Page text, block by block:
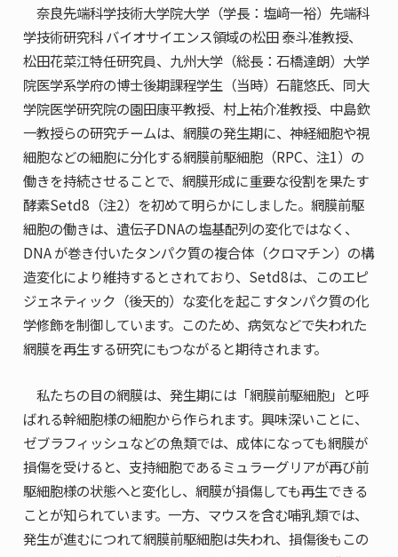
UCDオンラインゼミナール
奈良先端科学技術大学院大学（学長：塩﨑一裕）先端科
学技術研究科 バイオサイエンス領域の松田 泰斗准教授、
松田花菜江特任研究員、九州大学（総長：石橋達朗）大学
院医学系学府の博士後期課程学生（当時）石龍悠氏、同大
学院医学研究院の園田康平教授、村上祐介准教授、中島欽
一教授らの研究チームは、網膜の発生期に、神経細胞や視
細胞などの細胞に分化する網膜前駆細胞（RPC、注1）の
働きを持続させることで、網膜形成に重要な役割を果たす
酵素Setd8（注2）を初めて明らかにしました。網膜前駆
細胞の働きは、遺伝子DNAの塩基配列の変化ではなく、
DNA が巻き付いたタンパク質の複合体（クロマチン）の構
造変化により維持するとされており、Setd8は、このエピ
ジェネティック（後天的）な変化を起こすタンパク質の化
学修飾を制御しています。このため、病気などで失われた
網膜を再生する研究にもつながると期待されます。
私たちの目の網膜は、発生期には「網膜前駆細胞」と呼
ばれる幹細胞様の細胞から作られます。興味深いことに、
ゼブラフィッシュなどの魚類では、成体になっても網膜が
損傷を受けると、支持細胞であるミュラーグリアが再び前
駆細胞様の状態へと変化し、網膜が損傷しても再生できる
ことが知られています。一方、マウスを含む哺乳類では、
発生が進むにつれて網膜前駆細胞は失われ、損傷後もこの